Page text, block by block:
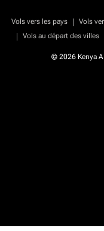
Vols vers les pays | Vols
|
Vols au départ des villes
© 2026 Kenya